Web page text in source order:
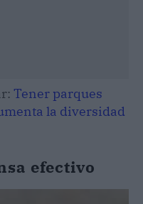
Tener parques
la diversidad
efectivo